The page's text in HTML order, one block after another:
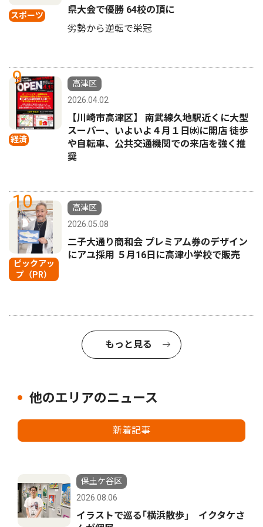
スポーツ
県大会で優勝 64校の頂に
劣勢から逆転で栄冠
9
経済
高津区
2026.04.02
【川崎市高津区】 南武線久地駅近くに大型
スーパー、いよいよ４月１日㈬に開店 徒歩
や自転車、公共交通機関での来店を強く推
奨
10
ピックアッ
プ（PR）
高津区
2026.05.08
二子大通り商和会 プレミアム券のデザイン
にアユ採用 ５月16日に高津小学校で販売
もっと見る
他のエリアのニュース
新着記事
保土ケ谷区
2026.08.06
イラストで巡る｢横浜散歩｣ イクタケさ